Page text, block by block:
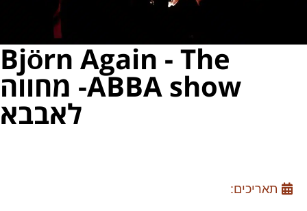
Björn Again - The
ABBA show- מחווה
לאבבא
תאריכים: